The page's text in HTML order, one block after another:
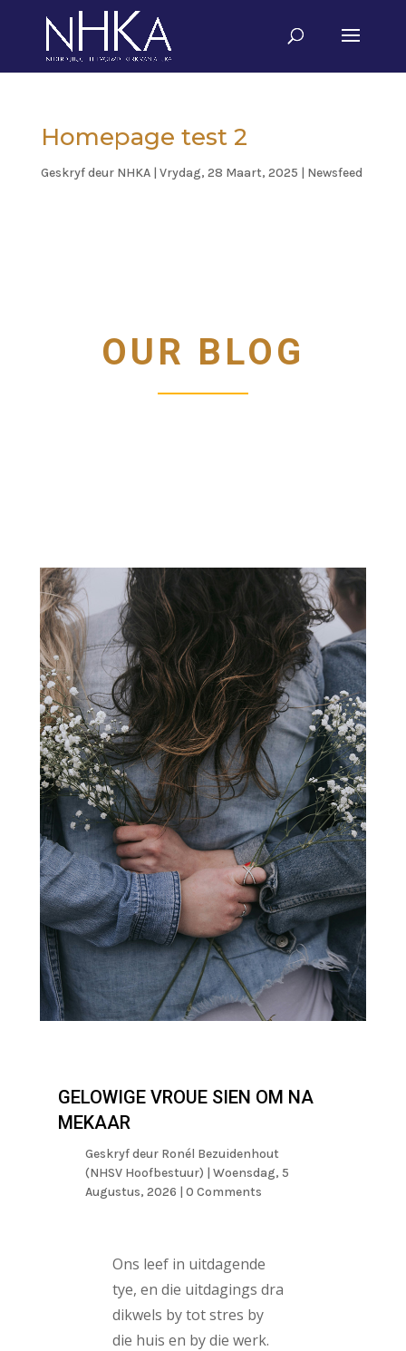
Homepage test 2
Geskryf deur NHKA| Vrydag, 28 Maart, 2025 | Newsfeed
OUR BLOG
GELOWIGE VROUE SIEN OM NA
MEKAAR
Geskryf deur Ronél Bezuidenhout
(NHSV Hoofbestuur) | Woensdag, 5
Augustus, 2026 | 0 Comments
Ons leef in uitdagende
tye, en die uitdagings dra
dikwels by tot stres by
die huis en by die werk.